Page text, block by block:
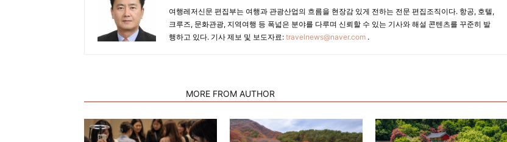
여행레저신문 편집부는 여행과 관광산업의 흐름을 현장감 있게 전하는 전문 편집조직이다. 항공, 호텔,
크루즈, 문화관광, 지역여행 등 폭넓은 분야를 다루며 신뢰할 수 있는 기사와 해설 콘텐츠를 꾸준히 발
행하고 있다. 기사 제보 및 보도자료: travelnews@naver.com .
MORE FROM AUTHOR